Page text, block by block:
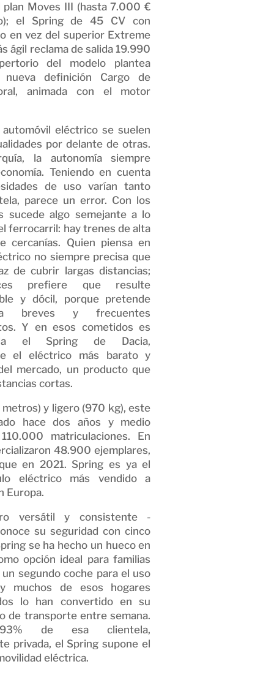
plan Moves III (hasta 7.000 €
el Spring de 45 CV con
en vez del superior Extreme
ágil reclama de salida 19.990
del modelo plantea
nueva definición Cargo de
animada con el motor
eléctrico se suelen
por delante de otras.
la autonomía siempre
Teniendo en cuenta
de uso varían tanto
parece un error. Con los
sucede algo semejante a lo
ferrocarril: hay trenes de alta
cercanías. Quien piensa en
no siempre precisa que
de cubrir largas distancias;
prefiere que resulte
y dócil, porque pretende
breves y frecuentes
Y en esos cometidos es
el Spring de Dacia,
el eléctrico más barato y
mercado, un producto que
cortas.
y ligero (970 kg), este
hace dos años y medio
matriculaciones. En
48.900 ejemplares,
en 2021. Spring es ya el
eléctrico más vendido a
Europa.
versátil y consistente -
su seguridad con cinco
se ha hecho un hueco en
opción ideal para familias
segundo coche para el uso
muchos de esos hogares
lo han convertido en su
de transporte entre semana.
de esa clientela,
privada, el Spring supone el
eléctrica.